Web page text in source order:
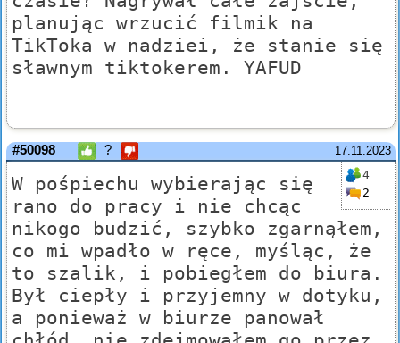
planując wrzucić filmik na
TikToka w nadziei, że stanie się
sławnym tiktokerem. YAFUD
17.11.2023
#50098 ?
4
2
W pośpiechu wybierając się
rano do pracy i nie chcąc
nikogo budzić, szybko zgarnąłem,
co mi wpadło w ręce, myśląc, że
to szalik, i pobiegłem do biura.
Był ciepły i przyjemny w dotyku,
a ponieważ w biurze panował